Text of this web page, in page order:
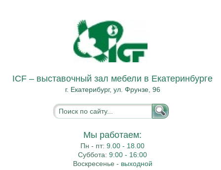
ICF – выставочный зал мебели в Екатеринбурге
г. Екатерибург, ул. Фрунзе, 96
Мы работаем:
Пн - пт:9.00 - 18.00
Суббота:9:00 - 16:00
Воскресенье - выходной